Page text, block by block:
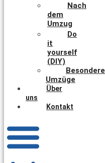
Nach
dem
Umzug
Do
it
yourself
(DIY)
Besondere
Umzüge
Über
uns
Kontakt